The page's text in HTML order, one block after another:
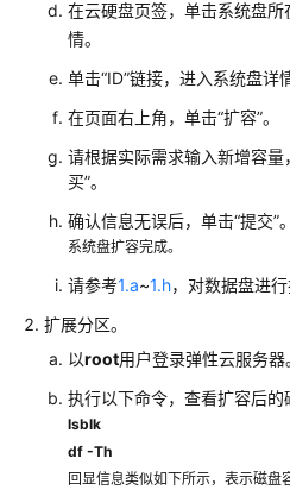
SAP
署
指
（专
云）
SAP
可
用
灾
在云硬盘页签，单击系统盘所
情。
单击“ID”链接，进入系统盘详
在页面右上角，单击“扩容”。
请根据实际需求输入新增容
买”。
确认信息无误后，单击“提交”。
系统盘扩容完成。
请参考1.a~1.h，对数据盘进行
扩展分区。
以root用户登录弹性云服务器
执行以下命令，查看扩容后的
lsblk
df -Th
回显信息类似如下所示，表示磁盘